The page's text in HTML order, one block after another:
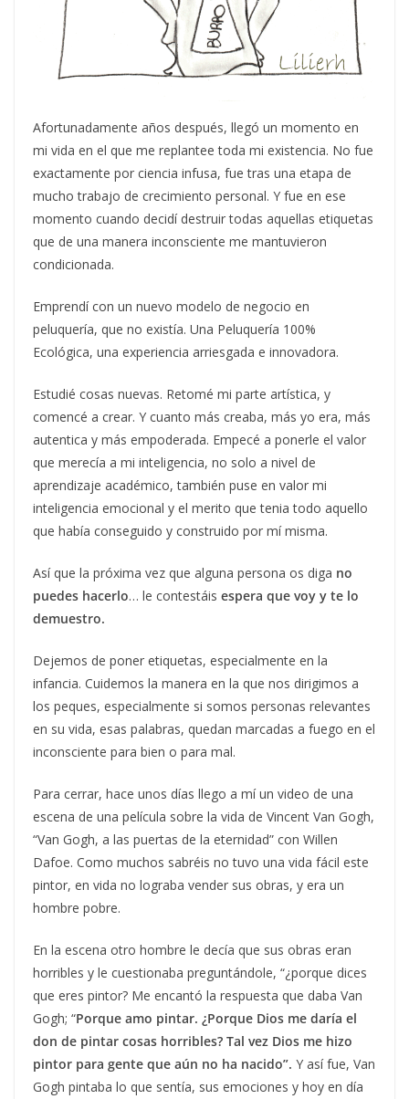
Afortunadamente años después, llegó un momento en
mi vida en el que me replantee toda mi existencia. No fue
exactamente por ciencia infusa, fue tras una etapa de
mucho trabajo de crecimiento personal. Y fue en ese
momento cuando decidí destruir todas aquellas etiquetas
que de una manera inconsciente me mantuvieron
condicionada.
Emprendí con un nuevo modelo de negocio en
peluquería, que no existía. Una Peluquería 100%
Ecológica, una experiencia arriesgada e innovadora.
Estudié cosas nuevas. Retomé mi parte artística, y
comencé a crear. Y cuanto más creaba, más yo era, más
autentica y más empoderada. Empecé a ponerle el valor
que merecía a mi inteligencia, no solo a nivel de
aprendizaje académico, también puse en valor mi
inteligencia emocional y el merito que tenia todo aquello
que había conseguido y construido por mí misma.
Así que la próxima vez que alguna persona os diga no
puedes hacerlo… le contestáis espera que voy y te lo
demuestro.
Dejemos de poner etiquetas, especialmente en la
infancia. Cuidemos la manera en la que nos dirigimos a
los peques, especialmente si somos personas relevantes
en su vida, esas palabras, quedan marcadas a fuego en el
inconsciente para bien o para mal.
Para cerrar, hace unos días llego a mí un video de una
escena de una película sobre la vida de Vincent Van Gogh,
“Van Gogh, a las puertas de la eternidad” con Willen
Dafoe. Como muchos sabréis no tuvo una vida fácil este
pintor, en vida no lograba vender sus obras, y era un
hombre pobre.
En la escena otro hombre le decía que sus obras eran
horribles y le cuestionaba preguntándole, “¿porque dices
que eres pintor? Me encantó la respuesta que daba Van
Gogh; “Porque amo pintar. ¿Porque Dios me daría el
don de pintar cosas horribles? Tal vez Dios me hizo
pintor para gente que aún no ha nacido”. Y así fue, Van
Gogh pintaba lo que sentía, sus emociones y hoy en día